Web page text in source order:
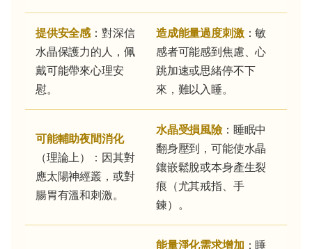
提供安全感 ：對深信
水晶保護力的人，佩
戴可能帶來心理安
慰。
造成能量過度刺激：敏
感者可能感到焦慮、心
跳加速或思緒停不下
來，難以入睡。
可能輔助夜間消化
（理論上）：因其對
應太陽神經叢，或對
腸胃有溫和刺激。
水晶受損風險：睡眠中
翻身壓到，可能使水晶
鑲嵌鬆脫或本身產生裂
痕（尤其戒指、手
鍊）。
能量淨化需求增加 ：睡